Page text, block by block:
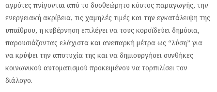
αγρότες πνίγονται από το δυσθεώρητο κόστος παραγωγής, την
ενεργειακή ακρίβεια, τις χαμηλές τιμές και την εγκατάλειψη της
υπαίθρου, η κυβέρνηση επιλέγει να τους κοροϊδεύει δημόσια,
παρουσιάζοντας ελάχιστα και ανεπαρκή μέτρα ως “λύση” για
να κρύψει την αποτυχία της και να δημιουργήσει συνθήκες
κοινωνικού αυτοματισμού προκειμένου να τορπιλίσει τον
διάλογο.